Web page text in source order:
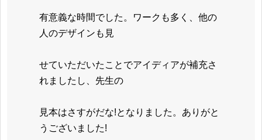
有意義な時間でした。ワークも多く、他の
人のデザインも見
せていただいたことでアイディアが補充さ
れましたし、先生の
見本はさすがだな!となりました。ありがと
うございました!